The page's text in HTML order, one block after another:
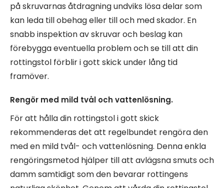
på skruvarnas åtdragning undviks lösa delar som
kan leda till obehag eller till och med skador. En
snabb inspektion av skruvar och beslag kan
förebygga eventuella problem och se till att din
rottingstol förblir i gott skick under lång tid
framöver.
Rengör med mild tvål och vattenlösning.
För att hålla din rottingstol i gott skick
rekommenderas det att regelbundet rengöra den
med en mild tvål- och vattenlösning. Denna enkla
rengöringsmetod hjälper till att avlägsna smuts och
damm samtidigt som den bevarar rottingens